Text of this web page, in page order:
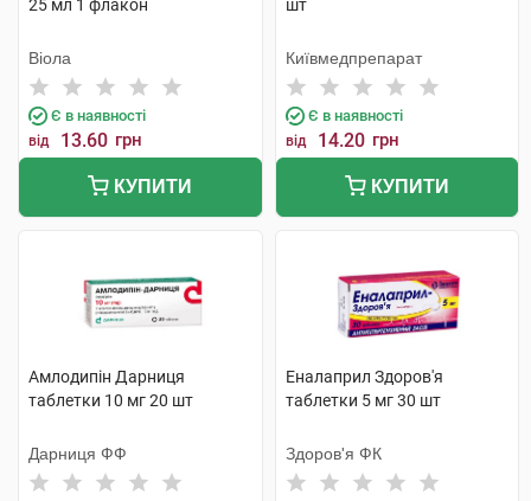
25 мл 1 флакон
Віола
Є в наявності
від 13.60 грн
КУПИТИ
шт
Київмедпрепарат
Є в наявності
від 14.20 грн
КУПИТИ
Амлодипін Дарниця
таблетки 10 мг 20 шт
Дарниця ФФ
Еналаприл Здоров'я
таблетки 5 мг 30 шт
Здоров'я ФК